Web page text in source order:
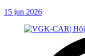
15 jun 2026